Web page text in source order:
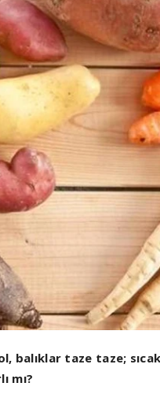
balıklar taze taze;
mı?